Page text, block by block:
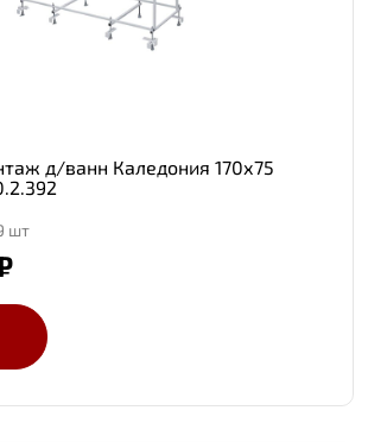
д/ванн Каледония 170х75
шт